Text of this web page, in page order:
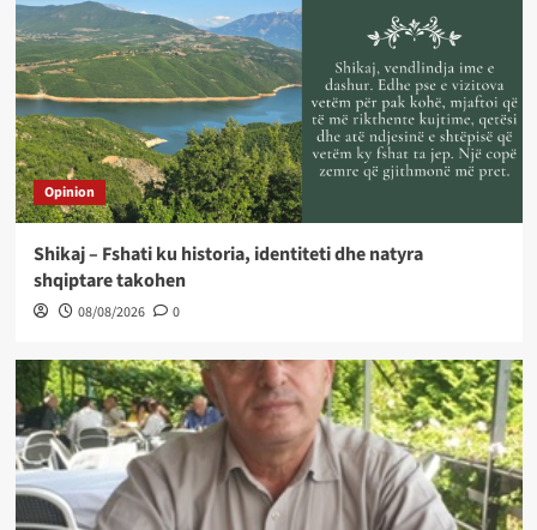
Opinion
Shikaj – Fshati ku historia, identiteti dhe natyra
shqiptare takohen
08/08/2026 0